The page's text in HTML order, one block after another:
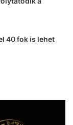
40 fok is lehet